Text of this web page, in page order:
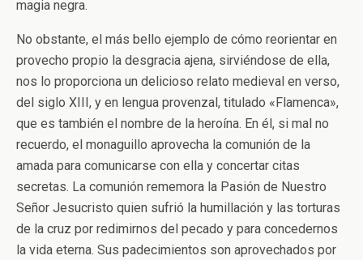
magia negra.
No obstante, el más bello ejemplo de cómo reorientar en
provecho propio la desgracia ajena, sirviéndose de ella,
nos lo proporciona un delicioso relato medieval en verso,
del siglo XIII, y en lengua provenzal, titulado «Flamenca»,
que es también el nombre de la heroína. En él, si mal no
recuerdo, el monaguillo aprovecha la comunión de la
amada para comunicarse con ella y concertar citas
secretas. La comunión rememora la Pasión de Nuestro
Señor Jesucristo quien sufrió la humillación y las torturas
de la cruz por redimirnos del pecado y para concedernos
la vida eterna. Sus padecimientos son aprovechados por